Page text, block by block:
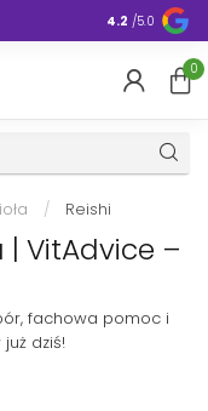
4.2 /5.0
0
/ Reishi
| VitAdvice –
fachowa pomoc i
dziś!